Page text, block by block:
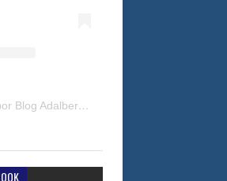
Uma publicação partilhada por Blog Adalberto Gomes Noticias (@blogadalbertogomesnoticiass)